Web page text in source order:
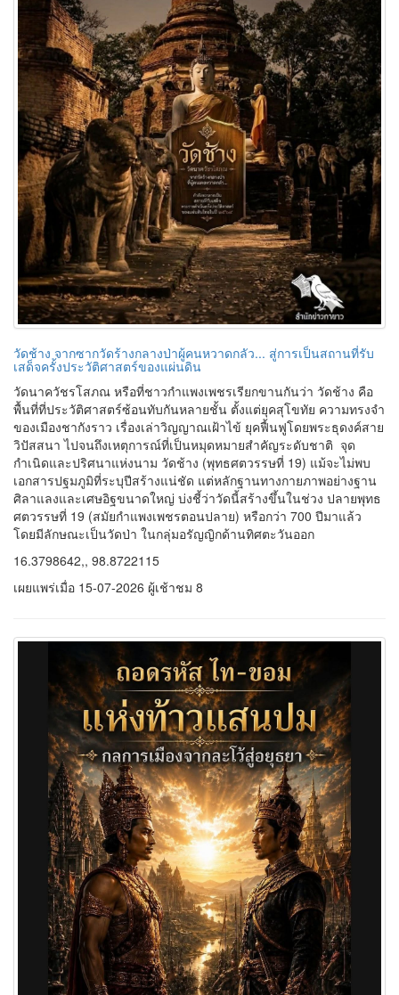
วัดช้าง จากซากวัดร้างกลางป่าผู้คนหวาดกลัว... สู่การเป็นสถานที่รับ
เสด็จครั้งประวัติศาสตร์ของแผ่นดิน
วัดนาควัชรโสภณ หรือที่ชาวกำแพงเพชรเรียกขานกันว่า วัดช้าง คือ
พื้นที่ที่ประวัติศาสตร์ซ้อนทับกันหลายชั้น ตั้งแต่ยุคสุโขทัย ความทรงจำ
ของเมืองชากังราว เรื่องเล่าวิญญาณเฝ้าไข้ ยุคฟื้นฟูโดยพระธุดงค์สาย
วิปัสสนา ไปจนถึงเหตุการณ์ที่เป็นหมุดหมายสำคัญระดับชาติ จุด
กำเนิดและปริศนาแห่งนาม วัดช้าง (พุทธศตวรรษที่ 19) แม้จะไม่พบ
เอกสารปฐมภูมิที่ระบุปีสร้างแน่ชัด แต่หลักฐานทางกายภาพอย่างฐาน
ศิลาแลงและเศษอิฐขนาดใหญ่ บ่งชี้ว่าวัดนี้สร้างขึ้นในช่วง ปลายพุทธ
ศตวรรษที่ 19 (สมัยกำแพงเพชรตอนปลาย) หรือกว่า 700 ปีมาแล้ว
โดยมีลักษณะเป็นวัดป่า ในกลุ่มอรัญญิกด้านทิศตะวันออก
16.3798642,, 98.8722115
เผยแพร่เมื่อ 15-07-2026 ผู้เช้าชม 8